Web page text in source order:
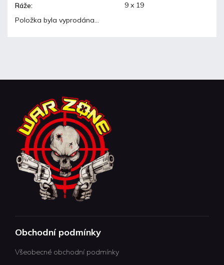
Ráže:
9 x 19
Položka byla vyprodána…
Obchodní podmínky
Všeobecné obchodní podmínky